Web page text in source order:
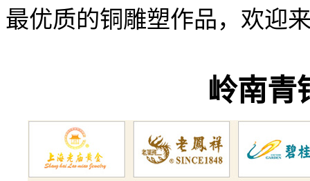
最优质的铜雕塑作品，欢迎
岭南青